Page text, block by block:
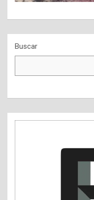
Buscar